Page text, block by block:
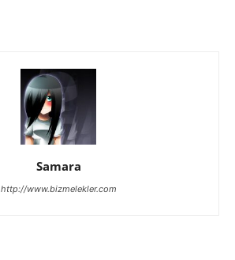
Samara
http://www.bizmelekler.com